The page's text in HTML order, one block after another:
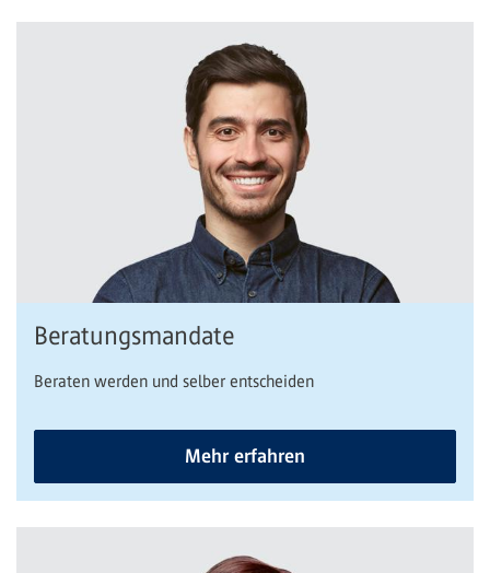
Beratungsmandate
Beraten werden und selber entscheiden
Mehr erfahren